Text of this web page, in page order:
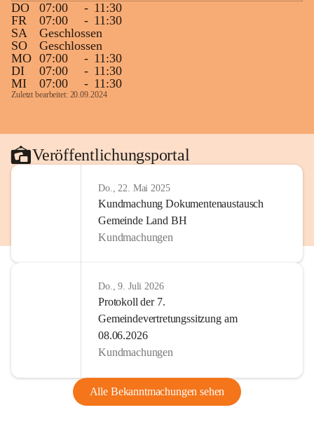
DO
07:00 - 11:30
FR
07:00 - 11:30
SA
Geschlossen
SO
Geschlossen
MO 07:00 - 11:30
DI
07:00 - 11:30
MI
07:00 - 11:30
Zuletzt bearbeitet: 20.09.2024
Veröffentlichungsportal
Do., 22. Mai 2025
Kundmachung Dokumentenaustausch
Gemeinde Land BH
Kundmachungen
Do., 9. Juli 2026
Protokoll der 7.
Gemeindevertretungssitzung am
08.06.2026
Kundmachungen
Alle Bekanntmachungen sehen